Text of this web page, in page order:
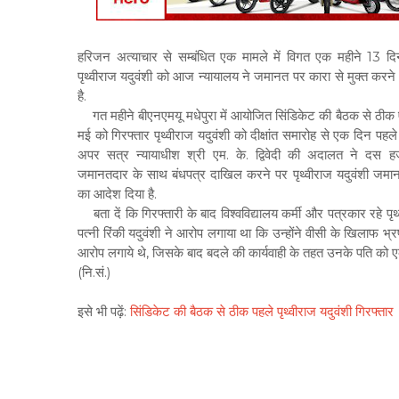
हरिजन अत्याचार से सम्बंधित एक मामले में विगत एक महीने 13
पृथ्वीराज यदुवंशी को आज न्यायालय ने जमानत पर कारा से मुक्त करने
है.
गत महीने बीएनएमयू मधेपुरा में आयोजित सिंडिकेट की बैठक से
मई को गिरफ्तार पृथ्वीराज यदुवंशी को दीक्षांत समारोह से एक दिन
अपर सत्र न्यायाधीश श्री एम. के. द्विवेदी की अदालत ने दस
जमानतदार के साथ बंधपत्र दाखिल करने पर पृथ्वीराज यदुवंशी
का आदेश दिया है.
बता दें कि गिरफ्तारी के बाद विश्वविद्यालय कर्मी और पत्रकार रहे
पत्नी रिंकी यदुवंशी ने आरोप लगाया था कि उन्होंने वीसी के खिलाफ
आरोप लगाये थे, जिसके बाद बदले की कार्यवाही के तहत उनके पति
(नि.सं.)
इसे भी पढ़ें:सिंडिकेट की बैठक से ठीक पहले पृथ्वीराज यदुवंशी गिरफ्तार